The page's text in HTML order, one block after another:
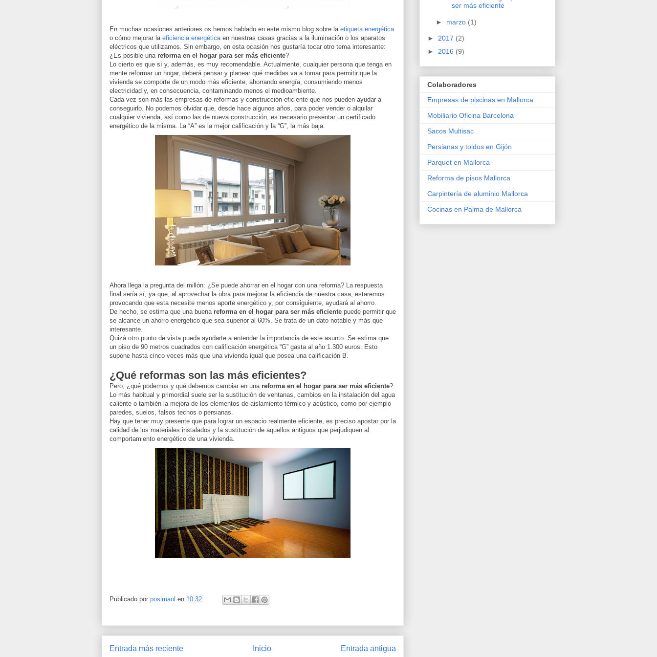
En muchas ocasiones anteriores os hemos hablado en este mismo blog sobre la etiqueta energética
o cómo mejorar la eficiencia energéticaen nuestras casas gracias a la iluminación o los aparatos
eléctricos que utilizamos. Sin embargo, en esta ocasión nos gustaría tocar otro tema interesante:
¿Es posible una reforma en el hogar para ser más eficiente?
Lo cierto es que sí y, además, es muy recomendable. Actualmente, cualquier persona que tenga en
mente reformar un hogar, deberá pensar y planear qué medidas va a tomar para permitir que la
vivienda se comporte de un modo más eficiente, ahorrando energía, consumiendo menos
electricidad y, en consecuencia, contaminando menos el medioambiente.
Cada vez son más las empresas de reformas y construcción eficiente que nos pueden ayudar a
conseguirlo. No podemos olvidar que, desde hace algunos años, para poder vender o alquilar
cualquier vivienda, así como las de nueva construcción, es necesario presentar un certificado
energético de la misma. La “A” es la mejor calificación y la “G”, la más baja.
Ahora llega la pregunta del millón: ¿Se puede ahorrar en el hogar con una reforma? La respuesta
final sería sí, ya que, al aprovechar la obra para mejorar la eficiencia de nuestra casa, estaremos
provocando que esta necesite menos aporte energético y, por consiguiente, ayudará al ahorro.
De hecho, se estima que una buena reforma en el hogar para ser más eficiente puede permitir que
se alcance un ahorro energético que sea superior al 60%. Se trata de un dato notable y más que
interesante.
Quizá otro punto de vista pueda ayudarte a entender la importancia de este asunto. Se estima que
un piso de 90 metros cuadrados con calificación energética “G” gasta al año 1.300 euros. Esto
supone hasta cinco veces más que una vivienda igual que posea una calificación B.
¿Qué reformas son las más eficientes?
Pero, ¿qué podemos y qué debemos cambiar en una reforma en el hogar para ser más eficiente?
Lo más habitual y primordial suele ser la sustitución de ventanas, cambios en la instalación del agua
caliente o también la mejora de los elementos de aislamiento térmico y acústico, como por ejemplo
paredes, suelos, falsos techos o persianas.
Hay que tener muy presente que para lograr un espacio realmente eficiente, es preciso apostar por la
calidad de los materiales instalados y la sustitución de aquellos antiguos que perjudiquen al
comportamiento energético de una vivienda.
Publicado por posimaol en 10:32
Entrada más reciente Entrada antigua
Inicio
ser más eficiente
► marzo (1)
► 2017 (2)
► 2016 (9)
Colaboradores
Empresas de piscinas en Mallorca
Mobiliario Oficina Barcelona
Sacos Multisac
Persianas y toldos en Gijón
Parquet en Mallorca
Reforma de pisos Mallorca
Carpintería de aluminio Mallorca
Cocinas en Palma de Mallorca